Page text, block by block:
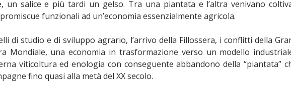
un salice e più tardi un gelso. Tra una piantata e l’altra venivano
funzionali ad un’economia essenzialmente agricola.
di studio e di sviluppo agrario, l’arrivo della Fillossera, i conflitti della
Mondiale, una economia in trasformazione verso un modello
viticoltura ed enologia con conseguente abbandono della “piantata”
fino quasi alla metà del XX secolo.